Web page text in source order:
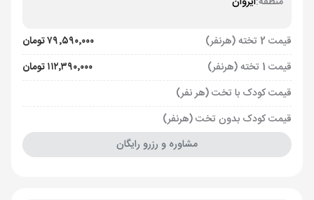
قیمت 2 تخته (هرنفر)
۷۹٬۵۹۰٬۰۰۰ تومان
قیمت 1 تخته (هرنفر)
۱۱۲٬۳۹۰٬۰۰۰ تومان
قیمت کودک با تخت (هر نفر)
قیمت کودک بدون تخت (هرنفر)
مشاوره و رزرو رایگان